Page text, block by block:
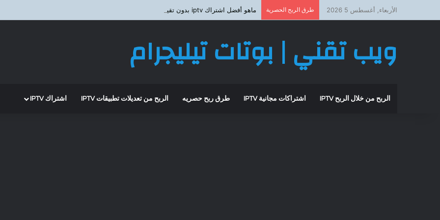
الأربعاء, أغسطس 5 2026 طرق الربح الحصرية ماهو أفضل اشتراك iptv بدون تقيطع ؟
ويب تقني | بوتات تيليجرام
الربح من خلال الربح IPTV اشتراكات مجانية IPTV طرق ربح حصريه الربح من تعديلات تطبيقات IPTV اشتراك IPTV